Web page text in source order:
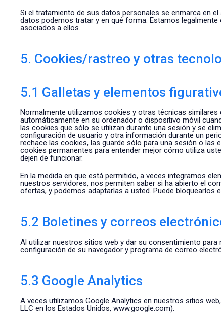
Si el tratamiento de sus datos personales se enmarca en
datos podemos tratar y en qué forma. Estamos
asociados a ellos.
5. Cookies/rastreo y otras
5.1 Galletas y elementos
Normalmente utilizamos cookies y otras técnicas similares
automáticamente en su ordenador o dispositivo móvil
las cookies que sólo se utilizan durante una sesión y se
configuración de usuario y otra información durante un
rechace las cookies, las guarde sólo para una sesión o las
cookies permanentes para entender mejor cómo utiliza
dejen de funcionar.
En la medida en que está permitido, a veces integramos
nuestros servidores, nos permiten saber si ha abierto el
ofertas, y podemos adaptarlas a usted. Puede bloquearlos
5.2 Boletines y correos
Al utilizar nuestros sitios web y dar su consentimiento
configuración de su navegador y programa de correo
5.3 Google Analytics
A veces utilizamos Google Analytics en nuestros sitios
LLC en los Estados Unidos, www.google.com).